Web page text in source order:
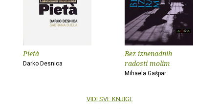
Pietà
Darko Desnica
Bez iznenadnih
radosti molim
Mihaela Gašpar
VIDI SVE KNJIGE